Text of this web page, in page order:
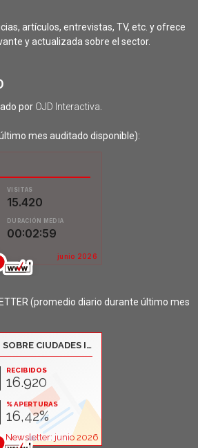
artículos, entrevistas, TV, etc. y ofrece
y actualizada sobre el sector.
por OJD Interactiva
mes auditado disponible):
(promedio diario durante último mes